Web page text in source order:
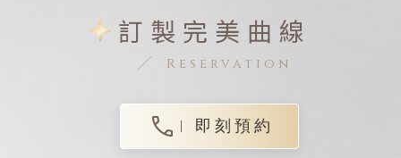
訂製完美曲線
Reservation
即刻預約